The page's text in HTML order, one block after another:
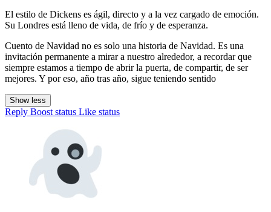
El estilo de Dickens es ágil, directo y a la vez cargado de emoción.
Su Londres está lleno de vida, de frío y de esperanza.
Cuento de Navidad no es solo una historia de Navidad. Es una
invitación permanente a mirar a nuestro alrededor, a recordar que
siempre estamos a tiempo de abrir la puerta, de compartir, de ser
mejores. Y por eso, año tras año, sigue teniendo sentido
Show less
Reply Boost status Like status